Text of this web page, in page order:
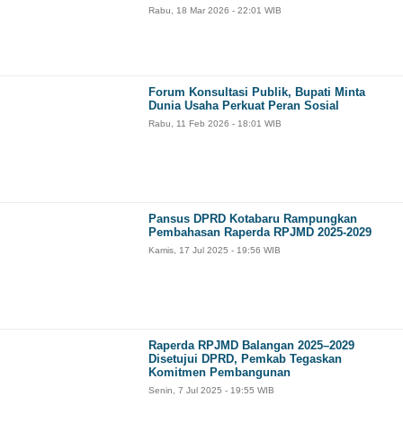
Rabu, 18 Mar 2026 - 22:01 WIB
Forum Konsultasi Publik, Bupati Minta
Dunia Usaha Perkuat Peran Sosial
Rabu, 11 Feb 2026 - 18:01 WIB
Pansus DPRD Kotabaru Rampungkan
Pembahasan Raperda RPJMD 2025-2029
Kamis, 17 Jul 2025 - 19:56 WIB
Raperda RPJMD Balangan 2025–2029
Disetujui DPRD, Pemkab Tegaskan
Komitmen Pembangunan
Senin, 7 Jul 2025 - 19:55 WIB